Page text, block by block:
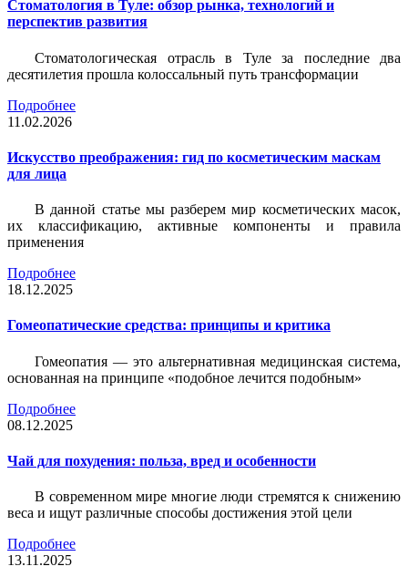
Стоматология в Туле: обзор рынка, технологий и
перспектив развития
Стоматологическая отрасль в Туле за последние два
десятилетия прошла колоссальный путь трансформации
Подробнее
11.02.2026
Искусство преображения: гид по косметическим маскам
для лица
В данной статье мы разберем мир косметических масок,
их классификацию, активные компоненты и правила
применения
Подробнее
18.12.2025
Гомеопатические средства: принципы и критика
Гомеопатия — это альтернативная медицинская система,
основанная на принципе «подобное лечится подобным»
Подробнее
08.12.2025
Чай для похудения: польза, вред и особенности
В современном мире многие люди стремятся к снижению
веса и ищут различные способы достижения этой цели
Подробнее
13.11.2025